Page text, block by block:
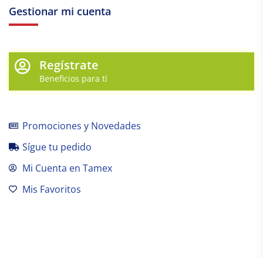
Gestionar mi cuenta
Regístrate
Beneficios para tí
Promociones y Novedades
Sígue tu pedido
Mi Cuenta en Tamex
Mis Favoritos